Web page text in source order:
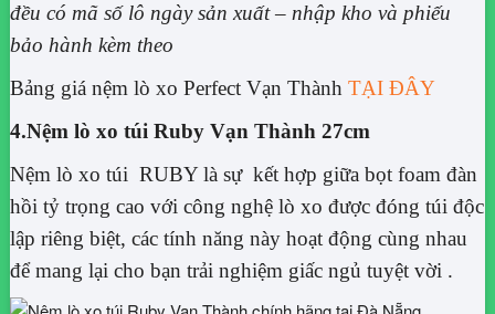
đều có mã số lô ngày sản xuất – nhập kho và phiếu
bảo hành kèm theo
Bảng giá nệm lò xo Perfect Vạn Thành TẠI ĐÂY
4.Nệm lò xo túi Ruby Vạn Thành 27cm
Nệm lò xo túi RUBY là sự kết hợp giữa bọt foam đàn
hồi tỷ trọng cao với công nghệ lò xo được đóng túi độc
lập riêng biệt, các tính năng này hoạt động cùng nhau
để mang lại cho bạn trải nghiệm giấc ngủ tuyệt vời .